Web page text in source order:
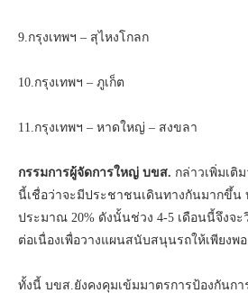
9.กรุงเทพฯ – สุไหงโกลก
10.กรุงเทพฯ – ภูเก็ต
11.กรุงเทพฯ – หาดใหญ่ – สงขลา
กรรมการผู้จัดการใหญ่ บขส. กล่าวเพิ่มเติ
นี้เชื่อว่าจะมีประชาชนเดินทางกันมากขึ้น
ประมาณ 20% ดังนั้นช่วง 4-5 เดือนนี้จึงจ
ต่อเนื่องเพื่อวางแผนสนับสนุนรถให้เพียงพอ
ทั้งนี้ บขส.ยังคงคุมเข้มมาตรการป้องกันก